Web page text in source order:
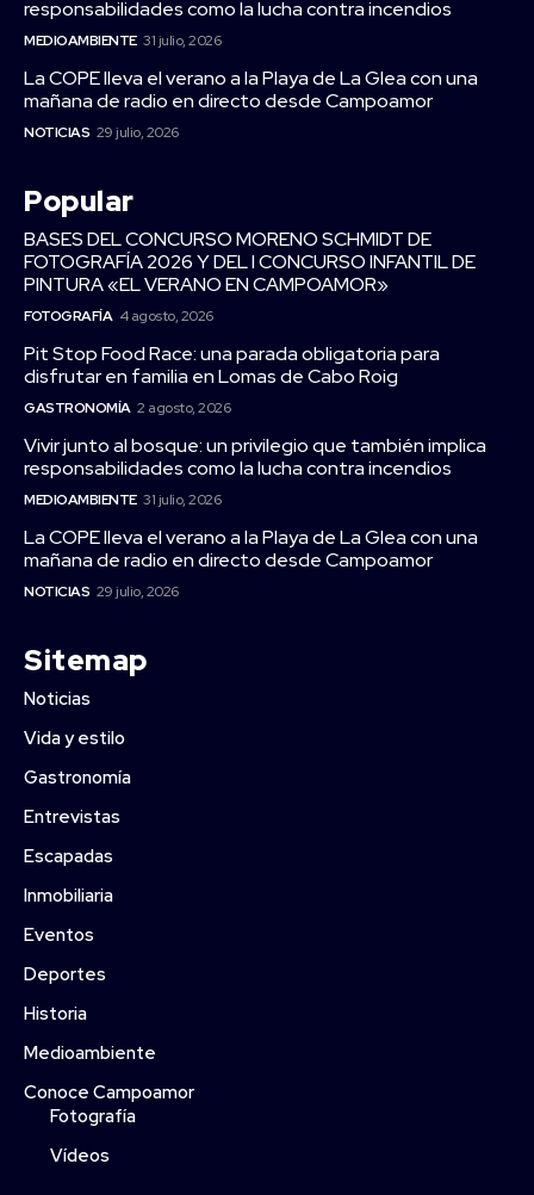
responsabilidades como la lucha contra incendios
MEDIOAMBIENTE 31 julio, 2026
La COPE lleva el verano a la Playa de La Glea con una
mañana de radio en directo desde Campoamor
NOTICIAS 29 julio, 2026
Popular
BASES DEL CONCURSO MORENO SCHMIDT DE
FOTOGRAFÍA 2026 Y DEL I CONCURSO INFANTIL DE
PINTURA «EL VERANO EN CAMPOAMOR»
FOTOGRAFÍA 4 agosto, 2026
Pit Stop Food Race: una parada obligatoria para
disfrutar en familia en Lomas de Cabo Roig
GASTRONOMÍA 2 agosto, 2026
Vivir junto al bosque: un privilegio que también implica
responsabilidades como la lucha contra incendios
MEDIOAMBIENTE 31 julio, 2026
La COPE lleva el verano a la Playa de La Glea con una
mañana de radio en directo desde Campoamor
NOTICIAS 29 julio, 2026
Sitemap
Noticias
Vida y estilo
Gastronomía
Entrevistas
Escapadas
Inmobiliaria
Eventos
Deportes
Historia
Medioambiente
Conoce Campoamor
Fotografía
Vídeos